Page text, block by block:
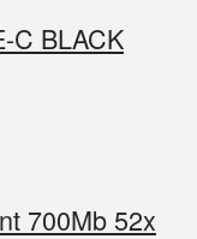
C BLACK
700Mb 52x